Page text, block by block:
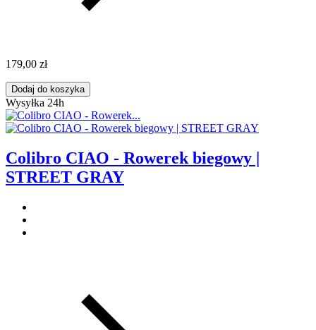
179,00 zł
Dodaj do koszyka
Wysyłka 24h
Colibro CIAO - Rowerek biegowy |
STREET GRAY